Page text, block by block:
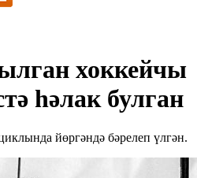
хоккейчы
һәлак булган
йөргәндә бәрелеп үлгән.